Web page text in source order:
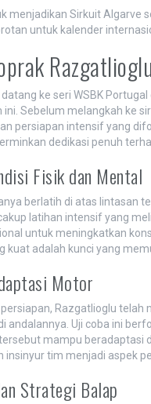
menjadikan Sirkuit Algarve
untuk kalender
ke seri WSBK
ini. Sebelum melangkah ke
persiapan intensif yang
dedikasi penuh
Fisik dan Mental
berlatih di atas lintasan
latihan intensif yang
untuk meningkatkan
kuat adalah kunci yang
Motor
Razgatlioglu
andalannya. Uji coba ini
mampu beradaptasi
insinyur tim menjadi aspek
Strategi Balap